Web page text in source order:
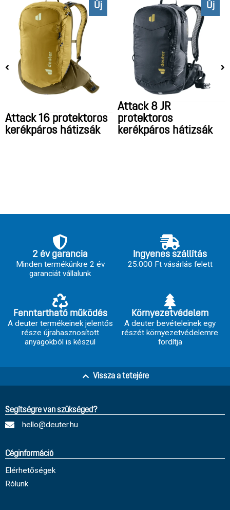
Új
Attack 16 protektoros
kerékpáros hátizsák
Új
Attack 8 JR
protektoros
kerékpáros hátizsák
2 év garancia
Minden termékünkre 2 év
garanciát vállalunk
Ingyenes szállítás
25.000 Ft vásárlás felett
Fenntartható működés
A deuter termékeinek jelentős
része újrahasznosított
anyagokból is készül
Környezetvédelem
A deuter bevételeinek egy
részét környezetvédelemre
fordítja
Vissza a tetejére
Segítségre van szükséged?
hello@deuter.hu
Céginformáció
Elérhetőségek
Rólunk